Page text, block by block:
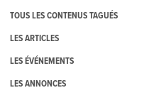
TOUS LES CONTENUS TAGUÉS
LES ARTICLES
LES ÉVÉNEMENTS
LES ANNONCES